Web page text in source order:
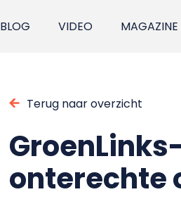
BLOG VIDEO MAGAZINE
Terug naar overzicht
onterechte